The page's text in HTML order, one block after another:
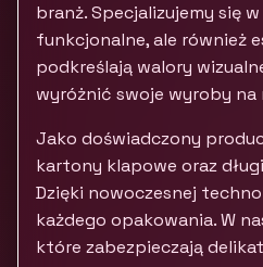
branż. Specjalizujemy się
funkcjonalne, ale również
podkreślają walory
wyróżnić swoje wyroby na
Jako doświadczony
kartony klapowe oraz
Dzięki nowoczesnej
każdego opakowania. W
które zabezpieczają